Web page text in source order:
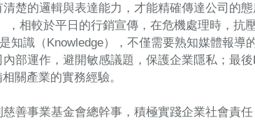
楚的邏輯與表達能力，才能精確傳達公司的態
，相較於平日的行銷宣傳，在危機處理時，抗
知識（Knowledge），不僅需要熟知媒體報導
部運作，避開敏感議題，保護企業隱私；最後
關產業的實務經驗。
善事業基金會總幹事，積極實踐企業社會責